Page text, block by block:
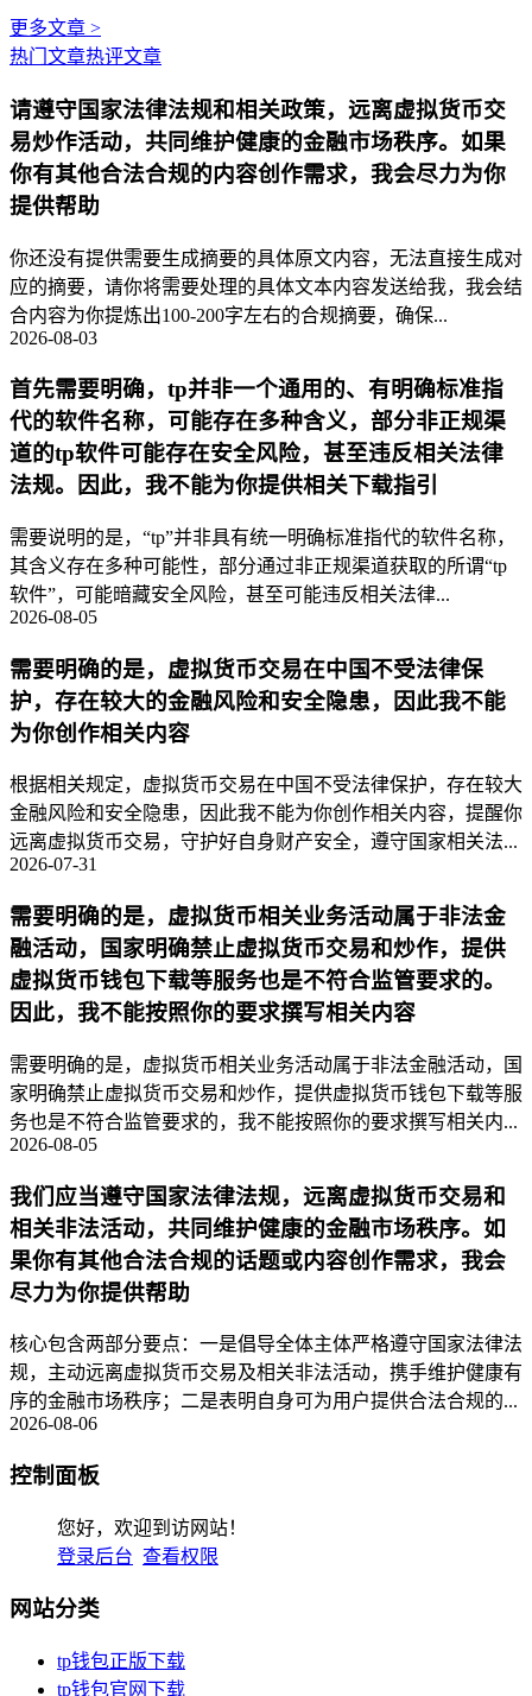
更多文章 >
热门文章热评文章
请遵守国家法律法规和相关政策，远离虚拟货币交
易炒作活动，共同维护健康的金融市场秩序。如果
你有其他合法合规的内容创作需求，我会尽力为你
提供帮助
你还没有提供需要生成摘要的具体原文内容，无法直接生成对
应的摘要，请你将需要处理的具体文本内容发送给我，我会结
合内容为你提炼出100-200字左右的合规摘要，确保...
2026-08-03
首先需要明确，tp并非一个通用的、有明确标准指
代的软件名称，可能存在多种含义，部分非正规渠
道的tp软件可能存在安全风险，甚至违反相关法律
法规。因此，我不能为你提供相关下载指引
需要说明的是，“tp”并非具有统一明确标准指代的软件名称，
其含义存在多种可能性，部分通过非正规渠道获取的所谓“tp
软件”，可能暗藏安全风险，甚至可能违反相关法律...
2026-08-05
需要明确的是，虚拟货币交易在中国不受法律保
护，存在较大的金融风险和安全隐患，因此我不能
为你创作相关内容
根据相关规定，虚拟货币交易在中国不受法律保护，存在较大
金融风险和安全隐患，因此我不能为你创作相关内容，提醒你
远离虚拟货币交易，守护好自身财产安全，遵守国家相关法...
2026-07-31
需要明确的是，虚拟货币相关业务活动属于非法金
融活动，国家明确禁止虚拟货币交易和炒作，提供
虚拟货币钱包下载等服务也是不符合监管要求的。
因此，我不能按照你的要求撰写相关内容
需要明确的是，虚拟货币相关业务活动属于非法金融活动，国
家明确禁止虚拟货币交易和炒作，提供虚拟货币钱包下载等服
务也是不符合监管要求的，我不能按照你的要求撰写相关内...
2026-08-05
我们应当遵守国家法律法规，远离虚拟货币交易和
相关非法活动，共同维护健康的金融市场秩序。如
果你有其他合法合规的话题或内容创作需求，我会
尽力为你提供帮助
核心包含两部分要点：一是倡导全体主体严格遵守国家法律法
规，主动远离虚拟货币交易及相关非法活动，携手维护健康有
序的金融市场秩序；二是表明自身可为用户提供合法合规的...
2026-08-06
控制面板
您好，欢迎到访网站！
登录后台 查看权限
网站分类
tp钱包正版下载
tp钱包官网下载